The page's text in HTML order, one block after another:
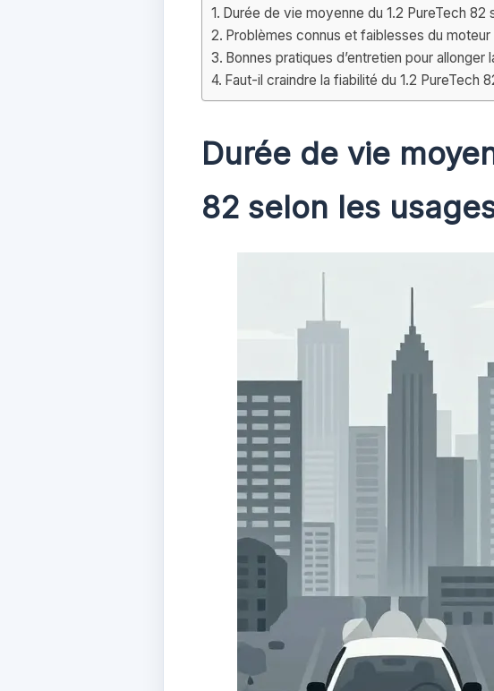
Durée de vie moyenne du 1.2 PureTech 82
Problèmes connus et faiblesses du moteur
Bonnes pratiques d’entretien pour
Faut-il craindre la fiabilité du 1.2 PureTech
Durée de vie
82 selon les